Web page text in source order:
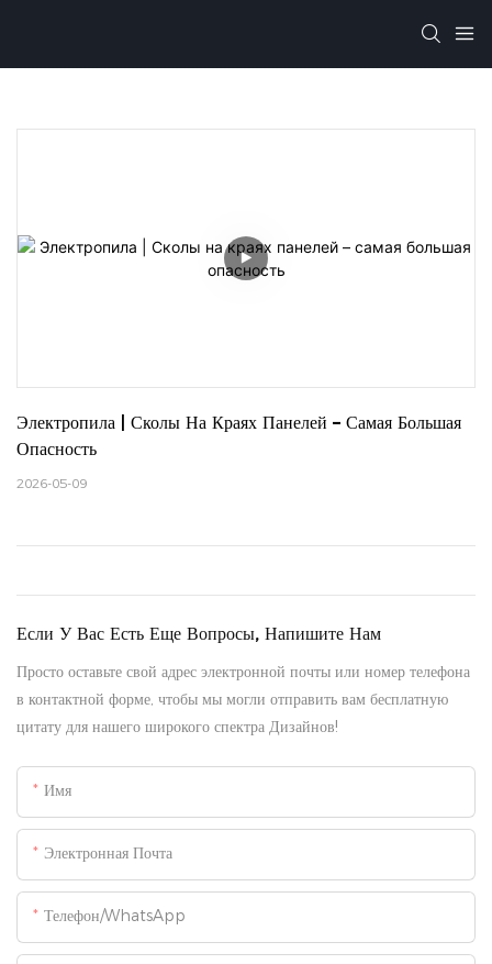
Электропила | Сколы На Краях Панелей – Самая Большая
Опасность
2026-05-09
Если У Вас Есть Еще Вопросы, Напишите Нам
Просто оставьте свой адрес электронной почты или номер телефона
в контактной форме, чтобы мы могли отправить вам бесплатную
цитату для нашего широкого спектра Дизайнов!
Имя
Электронная Почта
Телефон/WhatsApp